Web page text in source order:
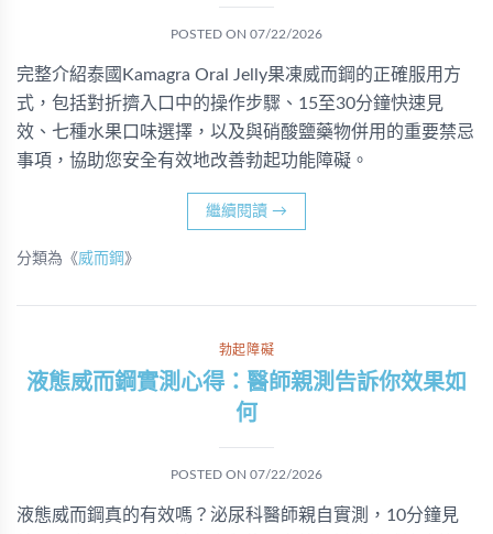
POSTED ON 07/22/2026
完整介紹泰國Kamagra Oral Jelly果凍威而鋼的正確服用方
式，包括對折擠入口中的操作步驟、15至30分鐘快速見
效、七種水果口味選擇，以及與硝酸鹽藥物併用的重要禁忌
事項，協助您安全有效地改善勃起功能障礙。
繼續閱讀 →
分類為《威而鋼 》
勃起障礙
液態威而鋼實測心得：醫師親測告訴你效果如
何
POSTED ON 07/22/2026
液態威而鋼真的有效嗎？泌尿科醫師親自實測，10分鐘見